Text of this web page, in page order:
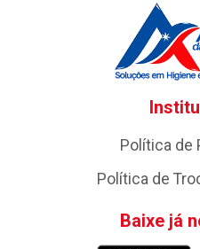
Política de
Política de
Baixe já